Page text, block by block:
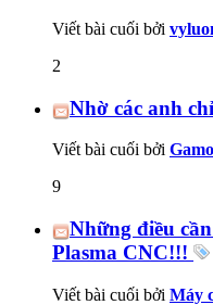
Viết bài cuối bởi
2
Nhờ các anh
Viết bài cuối bởi Gamo
9
Những điều
Plasma CNC!!!
Viết bài cuối bởi Máy